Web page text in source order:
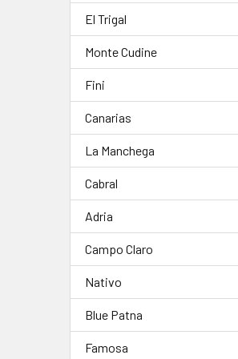
El Trigal
Monte Cudine
Fini
Canarias
La Manchega
Cabral
Adria
Campo Claro
Nativo
Blue Patna
Famosa